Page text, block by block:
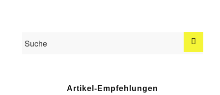
Artikel-Empfehlungen